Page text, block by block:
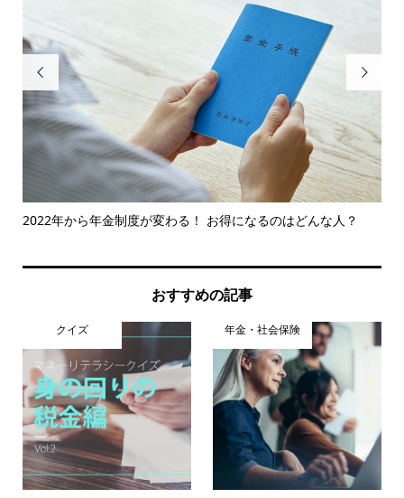

2022年から年金制度が変わる！ お得になるのはどんな人？

おすすめの記事
クイズ 年金・社会保険